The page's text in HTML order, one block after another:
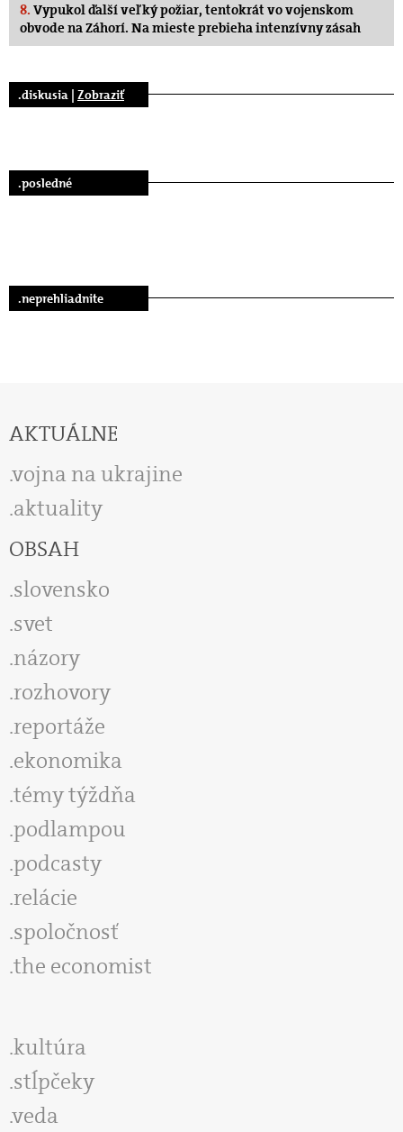
8. Vypukol ďalší veľký požiar, tentokrát vo vojenskom
obvode na Záhorí. Na mieste prebieha intenzívny zásah
.diskusia | Zobraziť
.posledné
.neprehliadnite
AKTUÁLNE
vojna na ukrajine
aktuality
OBSAH
slovensko
svet
názory
rozhovory
reportáže
ekonomika
témy týždňa
podlampou
podcasty
relácie
spoločnosť
the economist
kultúra
stĺpčeky
veda